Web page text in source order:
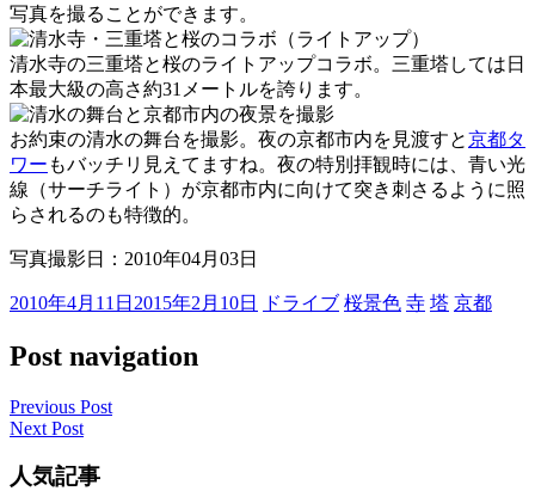
写真を撮ることができます。
清水寺の三重塔と桜のライトアップコラボ。三重塔しては日
本最大級の高さ約31メートルを誇ります。
お約束の清水の舞台を撮影。夜の京都市内を見渡すと京都タ
ワー もバッチリ見えてますね。夜の特別拝観時には、青い光
線（サーチライト）が京都市内に向けて突き刺さるように照
らされるのも特徴的。
写真撮影日：2010年04月03日
2010年4月11日 2015年2月10日 ドライブ 桜景色 寺 塔 京都
Post navigation
Previous Post
Next Post
人気記事